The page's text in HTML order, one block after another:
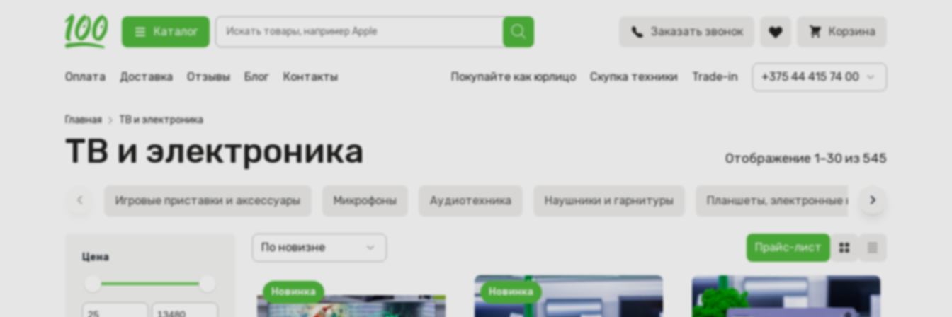
Каталог
товаров
Заказать звонок Корзина
Оплата Доставка Отзывы Блог Контакты Покупайте как юрлицо Скупка техники Trade-in +375 44 415 74 00
Главная ТВ и электроника
ТВ и электроника Отображение 1–30 из 545
Игровые приставки и аксессуары Микрофоны Аудиотехника Наушники и гарнитуры Планшеты, электронные книги
Цена
По новизне
Новинка Новинка